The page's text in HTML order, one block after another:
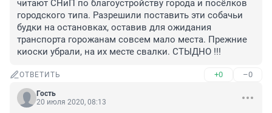
читают СНиП по благоустройству города и посёлков
городского типа. Разрешили поставить эти собачьи
будки на остановках, оставив для ожидания
транспорта горожанам совсем мало места. Прежние
киоски убрали, на их месте свалки. СТЫДНО !!!
ОТВЕТИТЬ +0 –0
Гость
20 июля 2020, 08:13